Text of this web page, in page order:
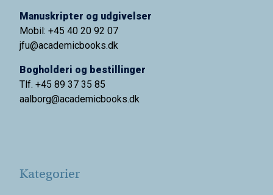
Manuskripter og udgivelser
Mobil: +45 40 20 92 07
jfu@academicbooks.dk
Bogholderi og bestillinger
Tlf. +45 89 37 35 85
aalborg@academicbooks.dk
Kategorier